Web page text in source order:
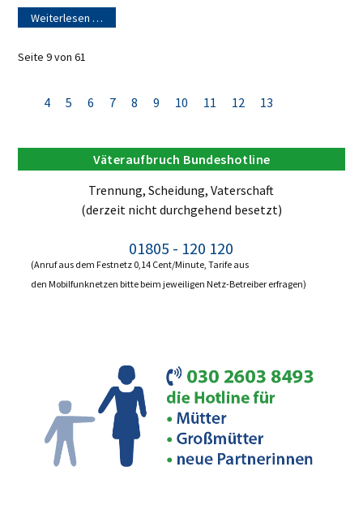
Weiterlesen …
Seite 9 von 61
4 5 6 7 8 9 10 11 12 13
Väteraufbruch Bundeshotline
Trennung, Scheidung, Vaterschaft
(derzeit nicht durchgehend besetzt)
01805 - 120 120
(Anruf aus dem Festnetz 0,14 Cent/Minute, Tarife aus
den Mobilfunknetzen bitte beim jeweiligen Netz-Betreiber erfragen)